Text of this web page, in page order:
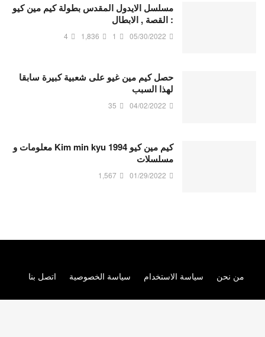
مسلسل الايدول المقدس بطولة كيم مين كيو
: القصة , الابطال
05/30/2022
1
1,836
4
حصل كيم مين غيو على شعبية كبيرة سابقا
لهذا السبب
04/02/2022
35
كيم مين كيو Kim min kyu 1994 معلومات و
مسلسلات
01/29/2022
1,567
من نحن سياسة الاستخدام سياسة الخصوصية اتصل بنا